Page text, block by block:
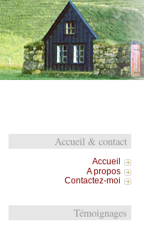
Accueil & contact
Accueil
A propos
Contactez-moi
Témoignages